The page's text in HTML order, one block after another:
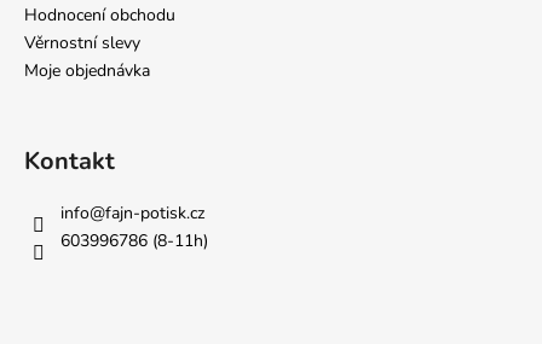
Hodnocení obchodu
Věrnostní slevy
Moje objednávka
Kontakt
info@fajn-potisk.cz
603996786 (8-11h)